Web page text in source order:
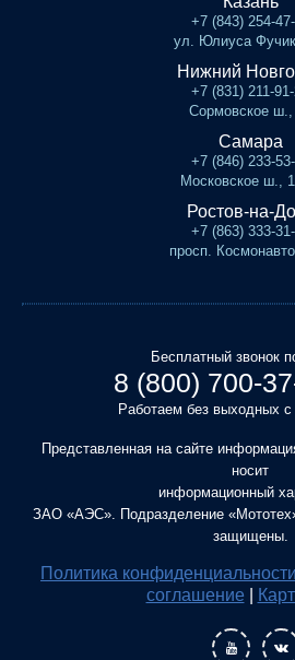
+7 (843) 254-
ул. Юлиуса
Нижний
+7 (831) 211-
Сормовское ш.,
Самара
+7 (846) 233-
Московское ш.,
Ростов-на-
+7 (863) 333-
просп.
Бесплатный звонок
8 (800) 700-
Работаем без выходных
Представленная на сайте
носит
информационный
ЗАО «АЭС». Подразделение
защищены.
Политика конфиденциальности
соглашение